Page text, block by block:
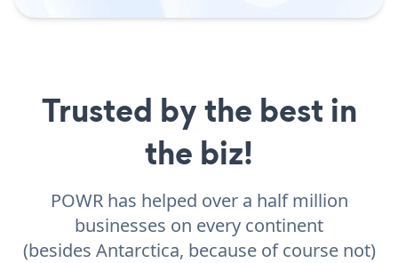
Trusted by the best in
the biz!
POWR has helped over a half million
businesses on every continent
(besides Antarctica, because of course not)